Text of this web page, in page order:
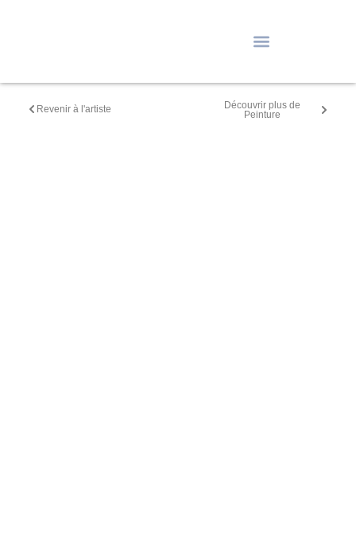
Revenir à l'artiste
Découvrir plus de
Peinture